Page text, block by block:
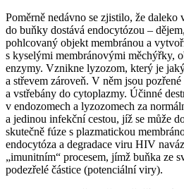
Poměrně nedávno se zjistilo, že daleko
do buňky dostává endocytózou –
pohlcovaný objekt membránou a
s kyselými membránovými měchýřky,
enzymy. Vznikne lyzozom, který je
a střevem zároveň. V něm jsou
a vstřebány do cytoplazmy. Účinné
v endozomech a lyzozomech za
a jedinou infekční cestou, jíž se může
skutečně fúze s plazmatickou
endocytóza a degradace viru HIV
„imunitním“ procesem, jímž buňka ze
podezřelé částice (potenciální viry).